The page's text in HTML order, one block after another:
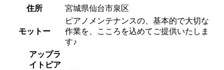
住所
宮城県仙台市泉区
モットー
ピアノメンテナンスの、基本的で大切な
作業を、こころを込めてご提供いたしま
す♪
アップラ
イトピア